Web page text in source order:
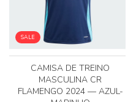
SALE
CAMISA DE TREINO
MASCULINA CR
FLAMENGO 2024 — AZUL-